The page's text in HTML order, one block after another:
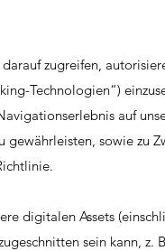
zugreifen,
Technologien“)
auf
gewährleisten, sowie zu
digitalen Assets
sein kann,